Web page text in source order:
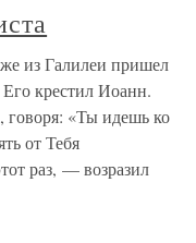
из Галилеи пришел
крестил Иоанн.
говоря: «Ты идешь ко
от Тебя
раз, — возразил